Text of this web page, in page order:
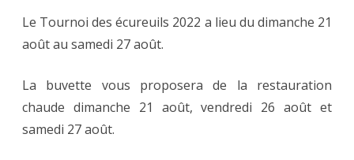
des
écureuils
2022
Le Tournoi des écureuils 2022 a lieu du dimanche 21
août au samedi 27 août.
La buvette vous proposera de la restauration
chaude dimanche 21 août, vendredi 26 août et
samedi 27 août.